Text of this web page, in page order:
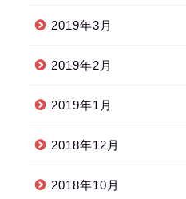
2019年3月
2019年2月
2019年1月
2018年12月
2018年10月